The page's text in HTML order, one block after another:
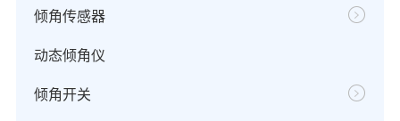
倾角传感器
动态倾角仪
倾角开关